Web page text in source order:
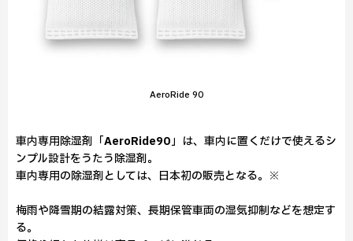
AeroRide 90
車内専用除湿剤「AeroRide90」は、車内に置くだけで使えるシ
ンプル設計をうたう除湿剤。
車内専用の除湿剤としては、日本初の販売となる。※
梅雨や降雪期の結露対策、長期保管車両の湿気抑制などを想定す
る。